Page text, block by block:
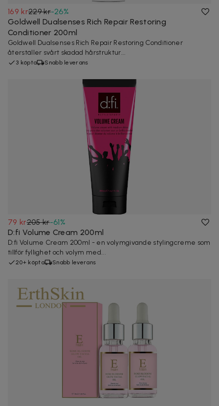
169 kr229 kr-26%
Goldwell Dualsenses Rich Repair Restoring
Conditioner 200ml
Goldwell Dualsenses Rich Repair Restoring Conditioner
återställer svårt skadad hårstruktur...
3 köpta Snabb leverans
79 kr205 kr-61%
D:fi Volume Cream 200ml
D:fi Volume Cream 200ml - en volymgivande stylingcreme som
tillför fyllighet och volym med...
20+ köpta Snabb leverans